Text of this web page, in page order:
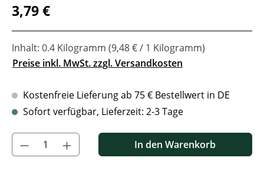
Regulärer Preis:
3,79 €
Inhalt: 0.4 Kilogramm (9,48 € / 1 Kilogramm)
Preise inkl. MwSt. zzgl. Versandkosten
Kostenfreie Lieferung ab 75 € Bestellwert in DE
Sofort verfügbar, Lieferzeit: 2-3 Tage
Produkt Anzahl: Gib den gewünschten Wert ein oder benutze
In den Warenkorb